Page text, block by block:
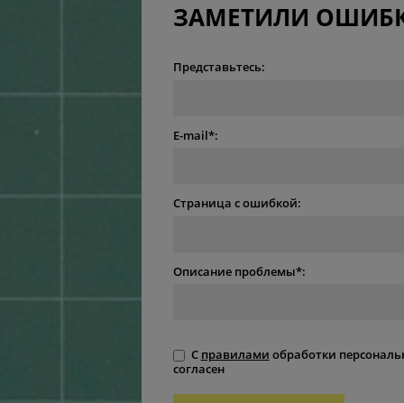
ЗАМЕТИЛИ
Представьтесь:
E-mail*:
Страница с ошибкой:
Описание проблемы*:
С правилами обработки
согласен